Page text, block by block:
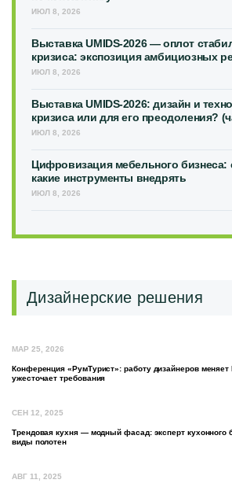
ИЮЛ 8, 2026
Выставка UMIDS-2026 — оплот
кризиса: экспозиция амбициозных
ИЮЛ 8, 2026
Выставка UMIDS-2026: дизайн и
кризиса или для его преодоления?
ИЮЛ 8, 2026
Цифровизация мебельного бизнеса:
какие инструменты внедрять
ИЮЛ 8, 2026
Дизайнерские решения
МАР 25, 2026
Конференция «РумТурист»: работу дизайнеров
ужесточает требования
СЕН 12, 2025
Трендовая кухня — модный фасад: эксперт кухонного
виды полотен
АВГ 11, 2025